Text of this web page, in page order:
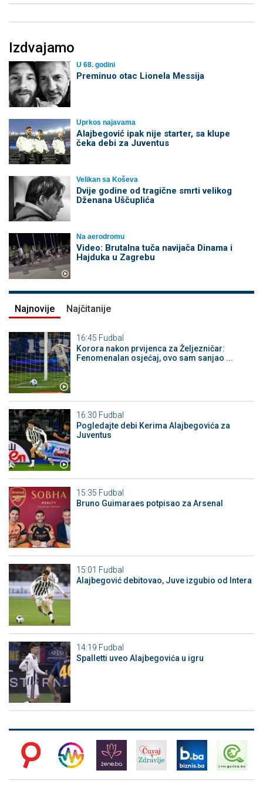
Izdvajamo
U 68. godini
Preminuo otac Lionela Messija
Uprkos najavama
Alajbegović ipak nije starter, sa klupe
čeka debi za Juventus
Velikan sa Koševa
Dvije godine od tragične smrti velikog
Dženana Uščuplića
Na aerodromu
Video: Brutalna tuča navijača Dinama i
Hajduka u Zagrebu
Najnovije Najčitanije
16:45 Fudbal
Korora nakon prvijenca za Željezničar:
Fenomenalan osjećaj, ovo sam sanjao ...
16:30 Fudbal
Pogledajte debi Kerima Alajbegovića za
Juventus
15:35 Fudbal
Bruno Guimaraes potpisao za Arsenal
15:01 Fudbal
Alajbegović debitovao, Juve izgubio od Intera
14:19 Fudbal
Spalletti uveo Alajbegovića u igru